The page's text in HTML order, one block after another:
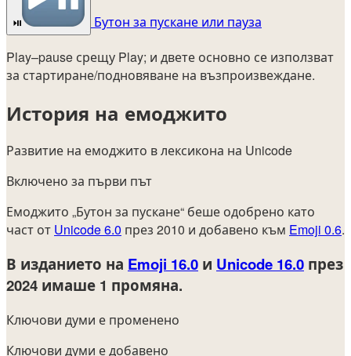
⏯️
Бутон за пускане или пауза
Play–pause срещу Play; и двете основно се използват
за стартиране/подновяване на възпроизвеждане.
История на емоджито
Развитие на емоджито в лексикона на Unicode
Включено за първи път
Емоджито „Бутон за пускане“ беше одобрено като
част от Unicode 6.0 през 2010 и добавено към Emoji 0.6.
В изданието на Emoji 16.0 и Unicode 16.0 през
2024 имаше 1 промяна.
Ключови думи е променено
Ключови думи е добавено